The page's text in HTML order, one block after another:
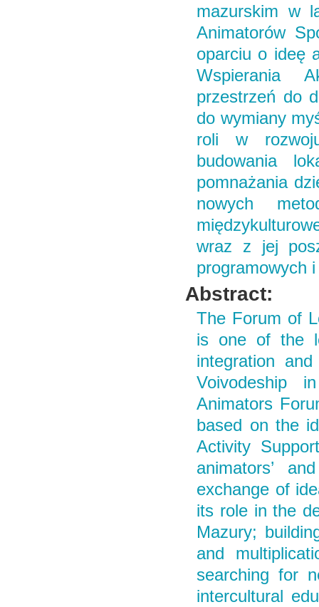
mazurskim w
Animatorów
oparciu o ideę
Wspierania
przestrzeń do
do wymiany
roli w
budowania
pomnażania
nowych
wraz z jej
programowych
Abstract:
The Forum of
is one of the
integration
Voivodeship
Animators
based on the
Activity
animators’
exchange of
its role in the
Mazury;
and
searching for
intercultural